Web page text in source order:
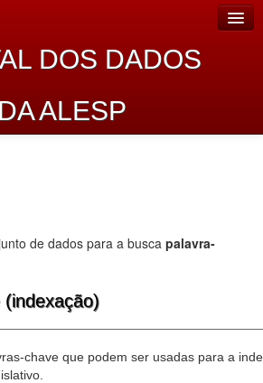
DOS DADOS
ALESP
Abertos
de dados para a busca palavra-
(indexação)
chave que podem ser usadas para a